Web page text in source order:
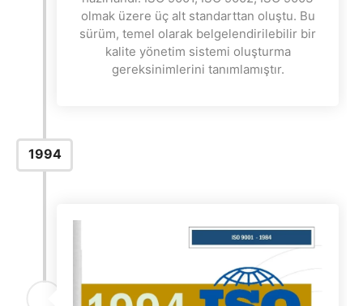
olmak üzere üç alt standarttan oluştu. Bu
sürüm, temel olarak belgelendirilebilir bir
kalite yönetim sistemi oluşturma
gereksinimlerini tanımlamıştır.
1994